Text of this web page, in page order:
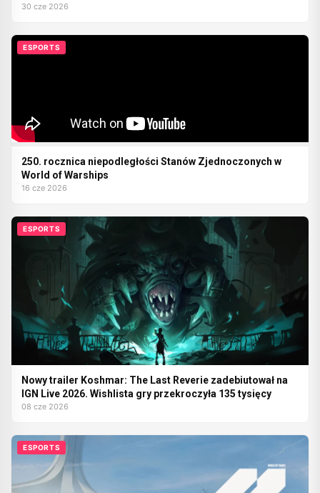
30 cze 2026
ESPORTS
250. rocznica niepodległości Stanów Zjednoczonych w
World of Warships
16 cze 2026
ESPORTS
Nowy trailer Koshmar: The Last Reverie zadebiutował na
IGN Live 2026. Wishlista gry przekroczyła 135 tysięcy
08 cze 2026
ESPORTS